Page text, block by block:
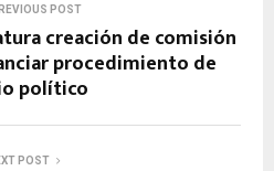
POST
creación de comisión
procedimiento de
político
POST